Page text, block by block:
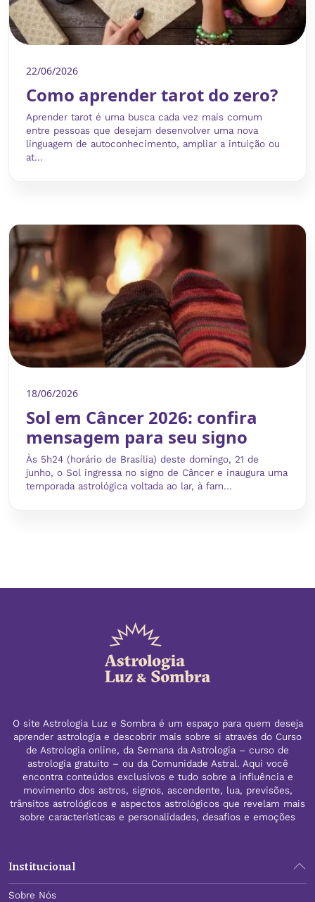
22/06/2026
Como aprender tarot do zero?
Aprender tarot é uma busca cada vez mais comum
entre pessoas que desejam desenvolver uma nova
linguagem de autoconhecimento, ampliar a intuição ou
at...
18/06/2026
Sol em Câncer 2026: confira
mensagem para seu signo
Às 5h24 (horário de Brasília) deste domingo, 21 de
junho, o Sol ingressa no signo de Câncer e inaugura uma
temporada astrológica voltada ao lar, à fam...
O site Astrologia Luz e Sombra é um espaço para quem deseja
aprender astrologia e descobrir mais sobre si através do Curso
de Astrologia online, da Semana da Astrologia – curso de
astrologia gratuito – ou da Comunidade Astral. Aqui você
encontra conteúdos exclusivos e tudo sobre a influência e
movimento dos astros, signos, ascendente, lua, previsões,
trânsitos astrológicos e aspectos astrológicos que revelam mais
sobre características e personalidades, desafios e emoções
Institucional
Sobre Nós